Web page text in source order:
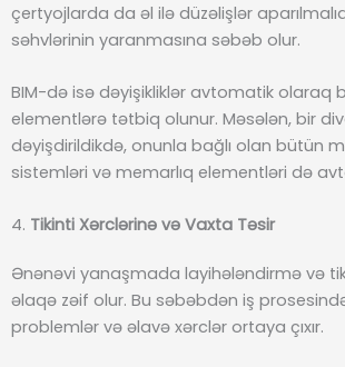
çertyojlarda da əl ilə düzəlişlər
səhvlərinin yaranmasına səbəb olur.
BIM-də isə dəyişikliklər avtomatik olaraq
elementlərə tətbiq olunur. Məsələn, bir
dəyişdirildikdə, onunla bağlı olan bütün
sistemləri və memarlıq elementləri də
4. Tikinti Xərclərinə və Vaxta Təsir
Ənənəvi yanaşmada layihələndirmə və
əlaqə zəif olur. Bu səbəbdən iş
problemlər və əlavə xərclər ortaya çıxır.